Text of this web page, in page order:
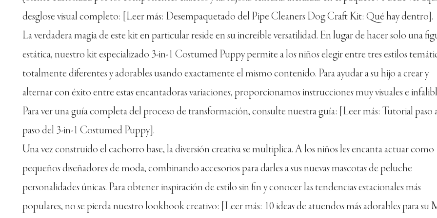
desglose visual completo: [Leer más: Desempaquetado del Pipe Cleaners Dog Craft Kit: Qué hay dentro].
La verdadera magia de este kit en particular reside en su increíble versatilidad. En lugar de hacer solo una
estática, nuestro kit especializado 3-in-1 Costumed Puppy permite a los niños elegir entre tres estilos
totalmente diferentes y adorables usando exactamente el mismo contenido. Para ayudar a su hijo a crear y
alternar con éxito entre estas encantadoras variaciones, proporcionamos instrucciones muy visuales e
Para ver una guía completa del proceso de transformación, consulte nuestra guía: [Leer más: Tutorial paso
paso del 3-in-1 Costumed Puppy].
Una vez construido el cachorro base, la diversión creativa se multiplica. A los niños les encanta actuar como
pequeños diseñadores de moda, combinando accesorios para darles a sus nuevas mascotas de peluche
personalidades únicas. Para obtener inspiración de estilo sin fin y conocer las tendencias estacionales más
populares, no se pierda nuestro lookbook creativo: [Leer más: 10 ideas de atuendos más adorables para su